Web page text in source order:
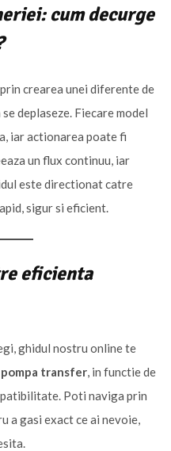
cum decurge
crearea unei diferente de
deplaseze. Fiecare model
iar actionarea poate fi
un flux continuu, iar
este directionat catre
sigur si eficient.
eficienta
ghidul nostru online te
pompa transfer, in functie de
Poti naviga prin
a gasi exact ce ai nevoie,